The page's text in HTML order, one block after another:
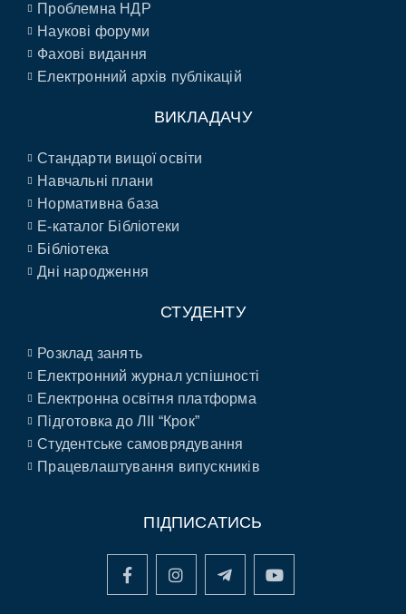
Проблемна НДР
Наукові форуми
Фахові видання
Електронний архів публікацій
ВИКЛАДАЧУ
Стандарти вищої освіти
Навчальні плани
Нормативна база
E-каталог Бібліотеки
Бібліотека
Дні народження
СТУДЕНТУ
Розклад занять
Електронний журнал успішності
Електронна освітня платформа
Підготовка до ЛІІ “Крок”
Студентське самоврядування
Працевлаштування випускників
ПІДПИСАТИСЬ